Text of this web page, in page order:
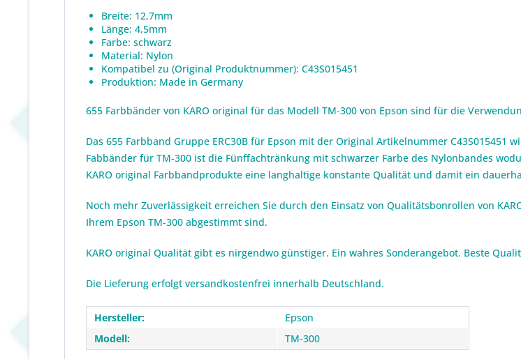
Breite: 12,7mm
Länge: 4,5mm
Farbe: schwarz
Material: Nylon
Kompatibel zu (Original Produktnummer): C43S015451
Produktion: Made in Germany
655 Farbbänder von KARO original für das Modell TM-300 von Epson sind für die
Das 655 Farbband Gruppe ERC30B für Epson mit der Original Artikelnummer C43S015451
Fabbänder für TM-300 ist die Fünffachtränkung mit schwarzer Farbe des Nylonbandes
KARO original Farbbandprodukte eine langhaltige konstante Qualität und damit ein
Noch mehr Zuverlässigkeit erreichen Sie durch den Einsatz von Qualitätsbonrollen von
Ihrem Epson TM-300 abgestimmt sind.
KARO original Qualität gibt es nirgendwo günstiger. Ein wahres Sonderangebot. Beste
Die Lieferung erfolgt versandkostenfrei innerhalb Deutschland.
Hersteller:
Epson
Modell:
TM-300